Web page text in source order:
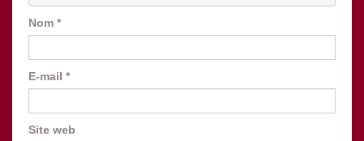
Nom *
E-mail *
Site web